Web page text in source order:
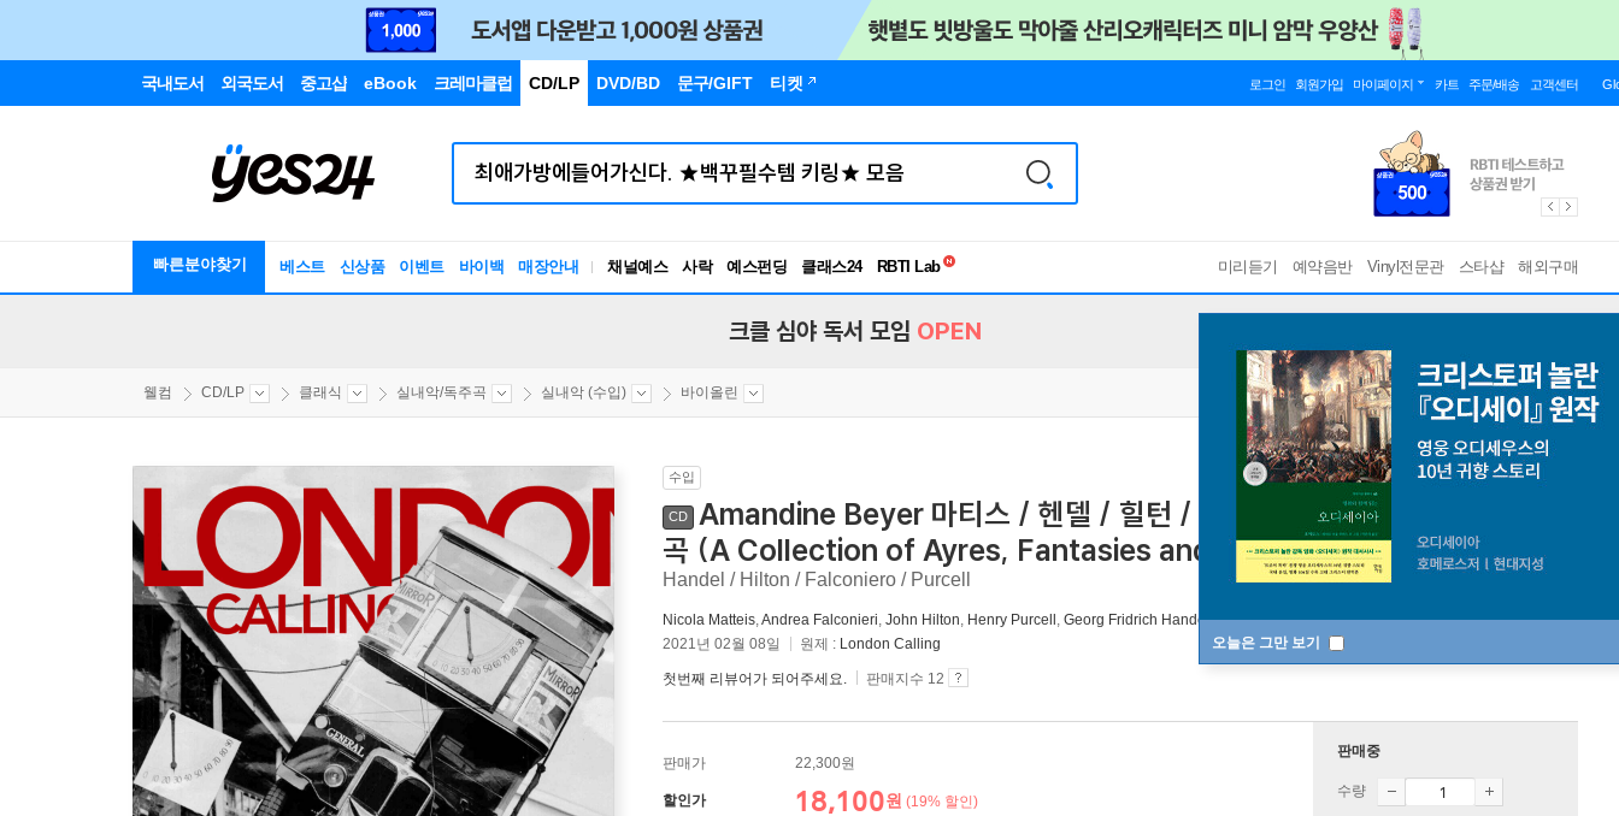
국내도서 외국도서 중고샵 eBook 크레마클럽 CD/LP DVD/BD 문구/GIFT 티켓 로그인 회원가입 마이페이지 카트 주문/배송 고객센터
빠른분야찾기 베스트 신상품 이벤트 바이백 매장안내 채널예스 사락 예스펀딩 클래스24
RBTI Lab
독서유형검사
미리듣기 예약음반 Vinyl전문관 스타샵 해외구매
오늘은 그만 보기
크클 심야 독서 모임 OPEN
웰컴 CD/LP 클래식 실내악/독주곡 실내악 (수입) 바이올린
수입
CD
Amandine Beyer 마티스 / 헨델 / 힐턴 / 팔코니에로 / 퍼셀: 노래와 환상
곡 (A Collection of Ayres, Fantasies and Musical Humours) Matteis /
Handel / Hilton / Falconiero / Purcell
Nicola Matteis,Andrea Falconieri, John Hilton, Henry Purcell , Georg Fridrich Handel작곡 외 3명 Fra Bernardo/Fra Bernardo
2021년 02월 08일
원제 : London Calling
첫번째 리뷰어가 되어주세요. 판매지수 12
판매가 22,300원
할인가 18,100원 (19% 할인)
판매중
수량